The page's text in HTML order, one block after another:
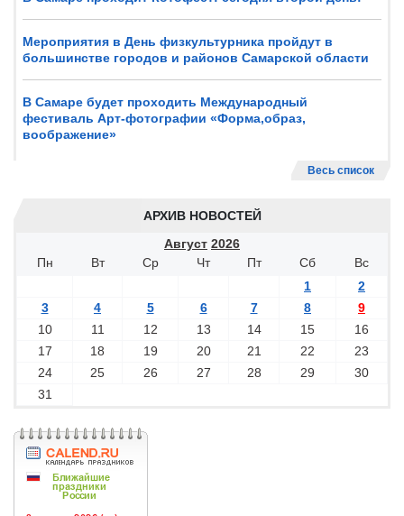
Мероприятия в День физкультурника пройдут в
большинстве городов и районов Самарской области
В Самаре будет проходить Международный
фестиваль Арт-фотографии «Форма,образ,
воображение»
Весь список
АРХИВ НОВОСТЕЙ
Август 2026
Пн
Вт Ср Чт Пт Сб
Вс
1
2
3
4 5 6 7 8
9
10
11 12 13 14 15
16
17
18 19 20 21 22
23
24
25 26 27 28 29
30
31